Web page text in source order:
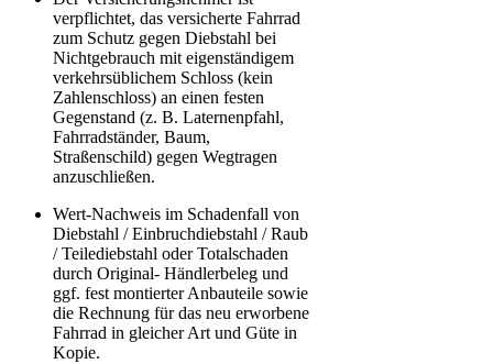
verpflichtet, das versicherte Fahrrad
zum Schutz gegen Diebstahl bei
Nichtgebrauch mit eigenständigem
verkehrsüblichem Schloss (kein
Zahlenschloss) an einen festen
Gegenstand (z. B. Laternenpfahl,
Fahrradständer, Baum,
Straßenschild) gegen Wegtragen
anzuschließen.
Wert-Nachweis im Schadenfall von
Diebstahl / Einbruchdiebstahl / Raub
/ Teilediebstahl oder Totalschaden
durch Original- Händlerbeleg und
ggf. fest montierter Anbauteile sowie
die Rechnung für das neu erworbene
Fahrrad in gleicher Art und Güte in
Kopie.